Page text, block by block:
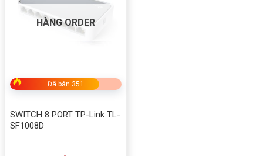
HÀNG ORDER
Đã bán 351
SWITCH 8 PORT TP-Link TL-
SF1008D